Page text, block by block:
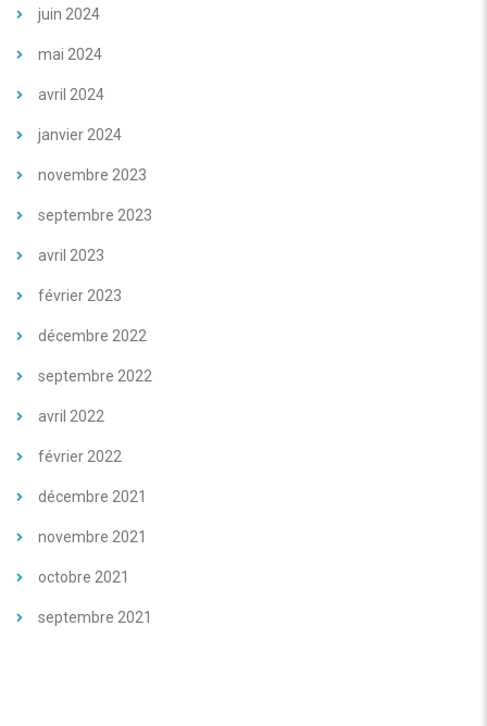
juin 2024
mai 2024
avril 2024
janvier 2024
novembre 2023
septembre 2023
avril 2023
février 2023
décembre 2022
septembre 2022
avril 2022
février 2022
décembre 2021
novembre 2021
octobre 2021
septembre 2021